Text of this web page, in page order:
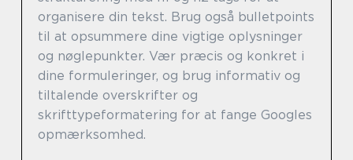
organisere din tekst. Brug også bulletpoints
til at opsummere dine vigtige oplysninger
og nøglepunkter. Vær præcis og konkret i
dine formuleringer, og brug informativ og
tiltalende overskrifter og
skrifttypeformatering for at fange Googles
opmærksomhed.